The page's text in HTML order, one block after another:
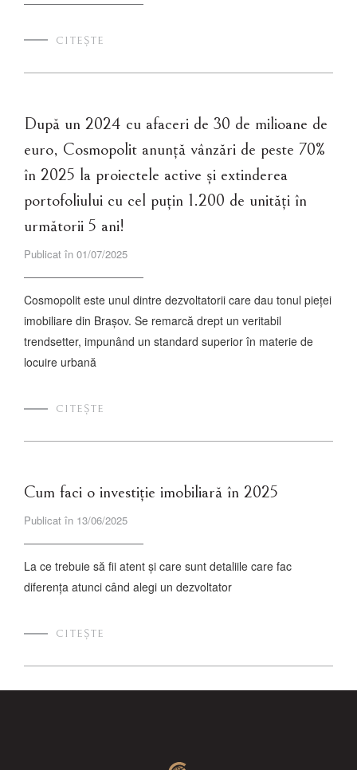
CITEȘTE
După un 2024 cu afaceri de 30 de milioane de
euro, Cosmopolit anunță vânzări de peste 70%
în 2025 la proiectele active și extinderea
portofoliului cu cel puțin 1.200 de unități în
următorii 5 ani!
Publicat în 01/07/2025
Cosmopolit este unul dintre dezvoltatorii care dau tonul pieței
imobiliare din Brașov. Se remarcă drept un veritabil
trendsetter, impunând un standard superior în materie de
locuire urbană
CITEȘTE
Cum faci o investiție imobiliară în 2025
Publicat în 13/06/2025
La ce trebuie să fii atent și care sunt detaliile care fac
diferența atunci când alegi un dezvoltator
CITEȘTE